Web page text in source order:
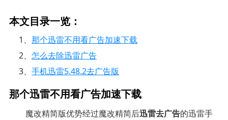
本文目录一览：
1、那个迅雷不用看广告加速下载
2、怎么去除迅雷广告
3、手机迅雷5.48.2去广告版
那个迅雷不用看广告加速下载
魔改精简版优势经过魔改精简后迅雷去广告的迅雷手